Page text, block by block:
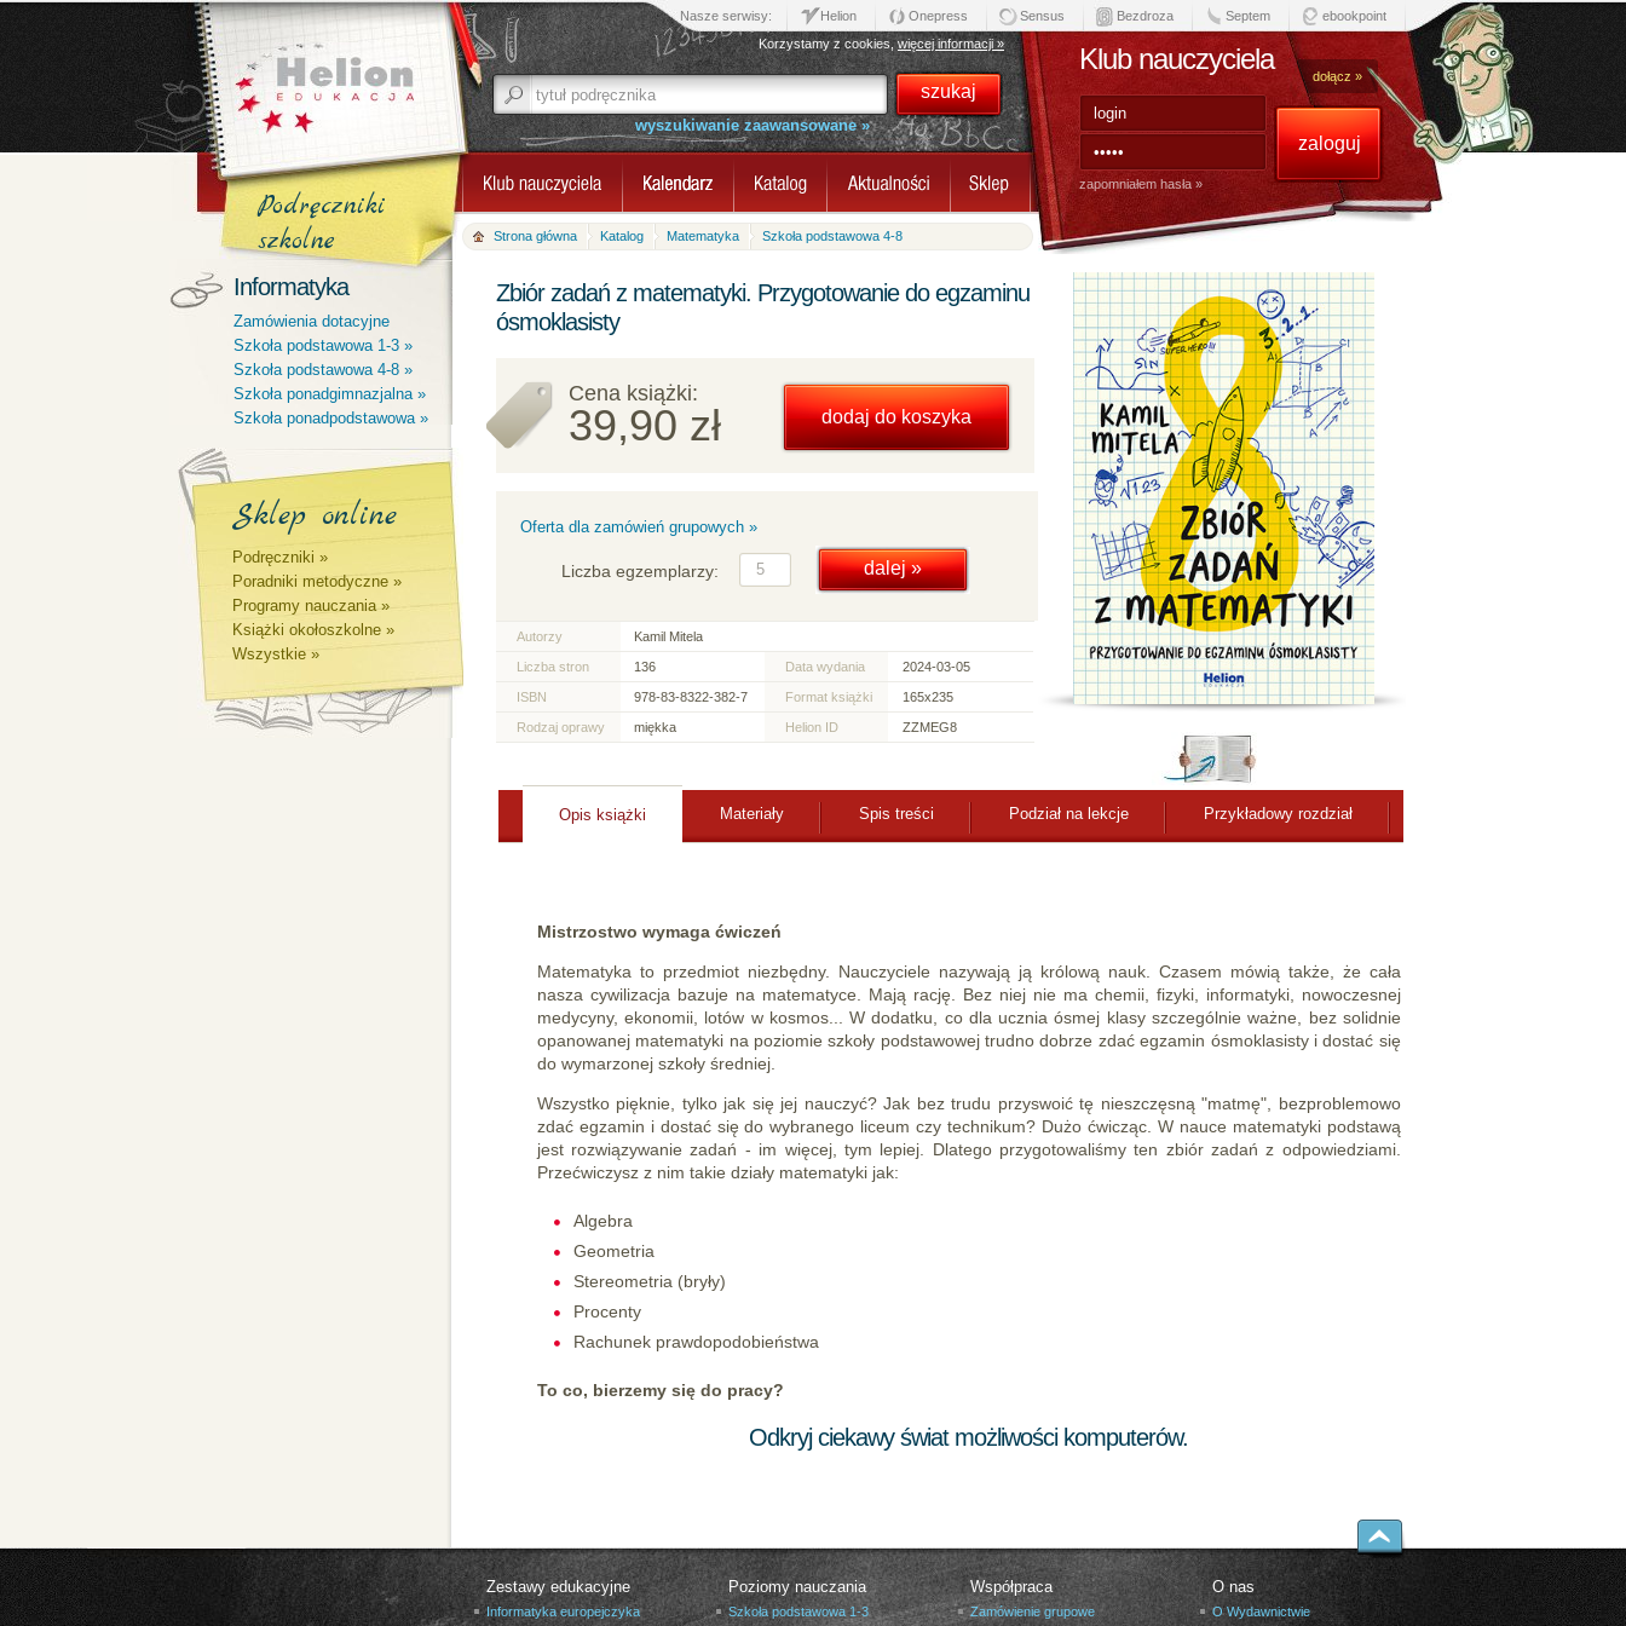
Nasze serwisy: Helion Onepress Sensus Bezdroza Septem
ebookpoint
Korzystamy z cookies,więcej informacji »
wyszukiwanie zaawansowane »
Klub nauczyciela
dołącz »
zapomniałem hasła »
Podręczniki
szkolne
Informatyka
Zamówienia dotacyjne
Szkoła podstawowa 1-3 »
Szkoła podstawowa 4-8 »
Szkoła ponadgimnazjalna »
Szkoła ponadpodstawowa »
Sklep online
Podręczniki »
Poradniki metodyczne »
Programy nauczania »
Książki okołoszkolne »
Wszystkie »
Strona główna Katalog Matematyka Szkoła podstawowa 4-8
Zbiór zadań z matematyki. Przygotowanie do egzaminu
ósmoklasisty
Cena książki:
39,90 zł dodaj do koszyka
Oferta dla zamówień grupowych »
Liczba egzemplarzy:
Autorzy Kamil Mitela
Liczba stron 136 Data wydania 2024-03-05
ISBN 978-83-8322-382-7 Format książki 165x235
Rodzaj oprawy miękka Helion ID ZZMEG8
Opis książki Materiały Spis treści Podział na lekcje Przykładowy rozdział
Mistrzostwo wymaga ćwiczeń
Matematyka to przedmiot niezbędny. Nauczyciele nazywają ją królową nauk. Czasem mówią także, że cała
nasza cywilizacja bazuje na matematyce. Mają rację. Bez niej nie ma chemii, fizyki, informatyki, nowoczesnej
medycyny, ekonomii, lotów w kosmos... W dodatku, co dla ucznia ósmej klasy szczególnie ważne, bez solidnie
opanowanej matematyki na poziomie szkoły podstawowej trudno dobrze zdać egzamin ósmoklasisty i dostać się
do wymarzonej szkoły średniej.
Wszystko pięknie, tylko jak się jej nauczyć? Jak bez trudu przyswoić tę nieszczęsną "matmę", bezproblemowo
zdać egzamin i dostać się do wybranego liceum czy technikum? Dużo ćwicząc. W nauce matematyki podstawą
jest rozwiązywanie zadań - im więcej, tym lepiej. Dlatego przygotowaliśmy ten zbiór zadań z odpowiedziami.
Przećwiczysz z nim takie działy matematyki jak:
Algebra
Geometria
Stereometria (bryły)
Procenty
Rachunek prawdopodobieństwa
To co, bierzemy się do pracy?
Odkryj ciekawy świat możliwości komputerów.
Zestawy edukacyjne
Informatyka europejczyka
Poziomy nauczania
Szkoła podstawowa 1-3
Współpraca
Zamówienie grupowe
O nas
O Wydawnictwie